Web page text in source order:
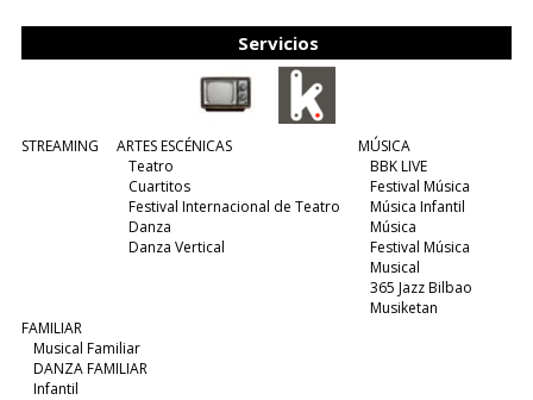
Servicios
STREAMING
ARTES ESCÉNICAS
Teatro
Cuartitos
Festival Internacional de Teatro
Danza
Danza Vertical
MÚSICA
BBK LIVE
Festival Música
Música Infantil
Música
Festival Música
Musical
365 Jazz Bilbao
Musiketan
FAMILIAR
Musical Familiar
DANZA FAMILIAR
Infantil